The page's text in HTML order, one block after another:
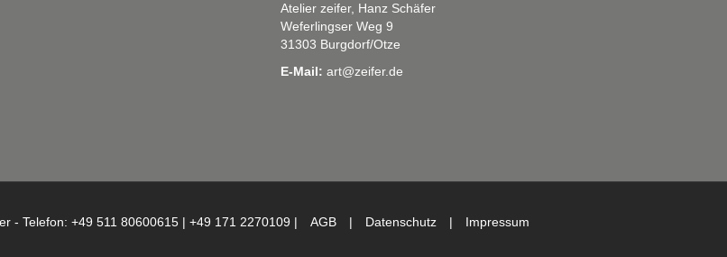
Atelier zeifer, Hanz Schäfer
Weferlingser Weg 9
31303 Burgdorf/Otze
E-Mail: art@zeifer.de
- Telefon: +49 511 80600615 | +49 171 2270109 | AGB | Datenschutz | Impressum